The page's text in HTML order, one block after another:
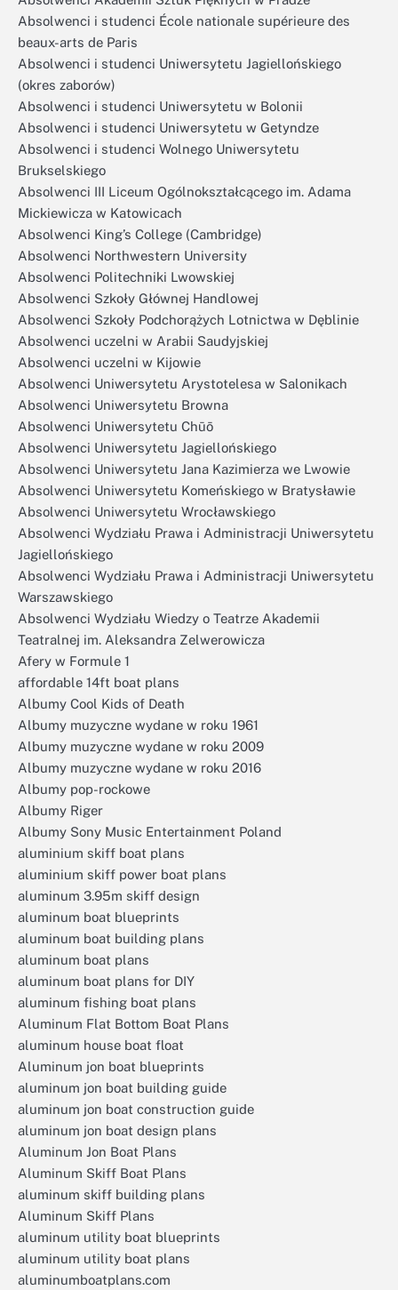
Absolwenci i studenci École nationale supérieure des
beaux-arts de Paris
Absolwenci i studenci Uniwersytetu Jagiellońskiego
(okres zaborów)
Absolwenci i studenci Uniwersytetu w Bolonii
Absolwenci i studenci Uniwersytetu w Getyndze
Absolwenci i studenci Wolnego Uniwersytetu
Brukselskiego
Absolwenci III Liceum Ogólnokształcącego im. Adama
Mickiewicza w Katowicach
Absolwenci King’s College (Cambridge)
Absolwenci Northwestern University
Absolwenci Politechniki Lwowskiej
Absolwenci Szkoły Głównej Handlowej
Absolwenci Szkoły Podchorążych Lotnictwa w Dęblinie
Absolwenci uczelni w Arabii Saudyjskiej
Absolwenci uczelni w Kijowie
Absolwenci Uniwersytetu Arystotelesa w Salonikach
Absolwenci Uniwersytetu Browna
Absolwenci Uniwersytetu Chūō
Absolwenci Uniwersytetu Jagiellońskiego
Absolwenci Uniwersytetu Jana Kazimierza we Lwowie
Absolwenci Uniwersytetu Komeńskiego w Bratysławie
Absolwenci Uniwersytetu Wrocławskiego
Absolwenci Wydziału Prawa i Administracji Uniwersytetu
Jagiellońskiego
Absolwenci Wydziału Prawa i Administracji Uniwersytetu
Warszawskiego
Absolwenci Wydziału Wiedzy o Teatrze Akademii
Teatralnej im. Aleksandra Zelwerowicza
Afery w Formule 1
affordable 14ft boat plans
Albumy Cool Kids of Death
Albumy muzyczne wydane w roku 1961
Albumy muzyczne wydane w roku 2009
Albumy muzyczne wydane w roku 2016
Albumy pop-rockowe
Albumy Riger
Albumy Sony Music Entertainment Poland
aluminium skiff boat plans
aluminium skiff power boat plans
aluminum 3.95m skiff design
aluminum boat blueprints
aluminum boat building plans
aluminum boat plans
aluminum boat plans for DIY
aluminum fishing boat plans
Aluminum Flat Bottom Boat Plans
aluminum house boat float
Aluminum jon boat blueprints
aluminum jon boat building guide
aluminum jon boat construction guide
aluminum jon boat design plans
Aluminum Jon Boat Plans
Aluminum Skiff Boat Plans
aluminum skiff building plans
Aluminum Skiff Plans
aluminum utility boat blueprints
aluminum utility boat plans
aluminumboatplans.com